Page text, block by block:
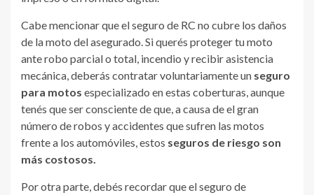
Cabe mencionar que el seguro de RC no cubre los daños
de la moto del asegurado. Si querés proteger tu moto
ante robo parcial o total, incendio y recibir asistencia
mecánica, deberás contratar voluntariamente un seguro
para motos especializado en estas coberturas, aunque
tenés que ser consciente de que, a causa de el gran
número de robos y accidentes que sufren las motos
frente a los automóviles, estos seguros de riesgo son
más costosos.
Por otra parte, debés recordar que el seguro de